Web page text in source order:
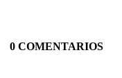
0 COMENTARIOS